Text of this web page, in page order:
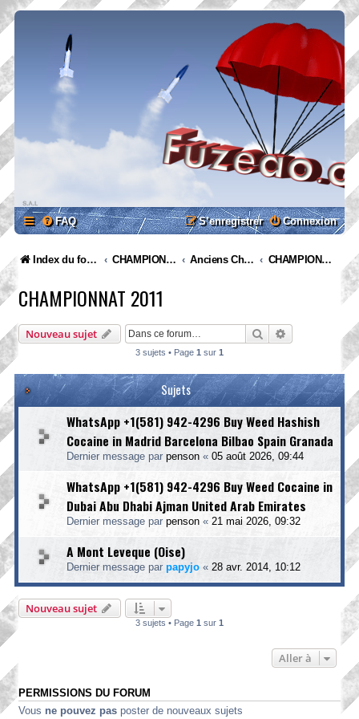
FAQ Connexion
S’enregistrer
Index du forum CHAMPIONNATS Anciens Championnats CHAMPIONNAT 2011
CHAMPIONNAT 2011
Nouveau sujet RechercherRecherche
3 sujets • Page 1 sur 1
Sujets
WhatsApp +1(581) 942-4296 Buy Weed Hashish
Cocaine in Madrid Barcelona Bilbao Spain Granada
Dernier message par penson « 05 août 2026, 09:44
WhatsApp +1(581) 942-4296 Buy Weed Cocaine in
Dubai Abu Dhabi Ajman United Arab Emirates
Dernier message par penson « 21 mai 2026, 09:32
A Mont Leveque (Oise)
Dernier message par papyjo « 28 avr. 2014, 10:12
Nouveau sujet
3 sujets • Page 1 sur 1
Aller à
PERMISSIONS DU FORUM
Vous ne pouvez pas poster de nouveaux sujets